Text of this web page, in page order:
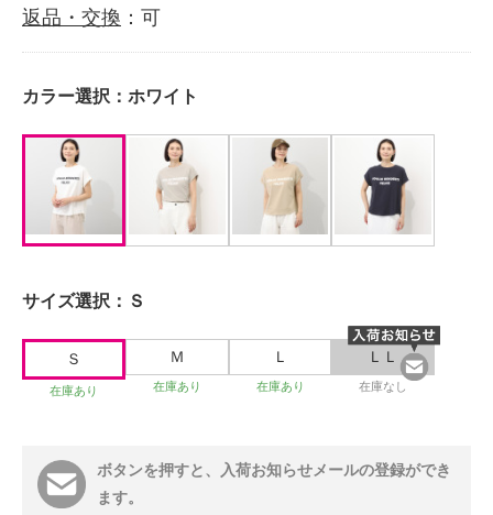
返品・交換 ：可
カラー選択： ホワイト
サイズ選択： Ｓ
Ｓ
在庫あり
Ｍ
在庫あり
Ｌ
在庫あり
ＬＬ
在庫なし
ボタンを押すと、入荷お知らせメールの登録ができ
ます。